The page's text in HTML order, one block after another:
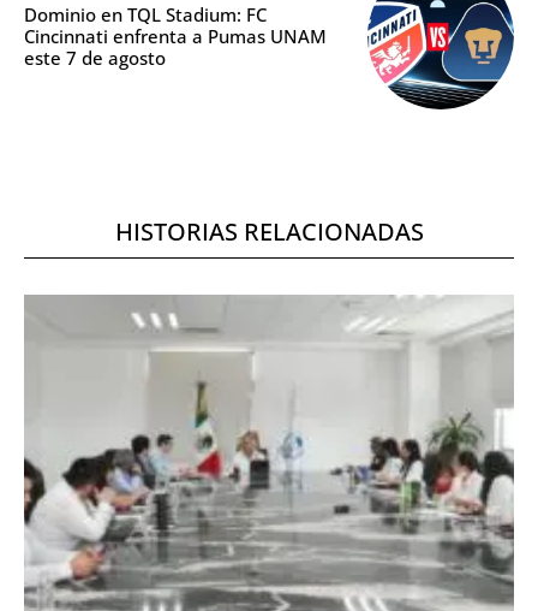
Dominio en TQL Stadium: FC
Cincinnati enfrenta a Pumas UNAM
este 7 de agosto
HISTORIAS RELACIONADAS